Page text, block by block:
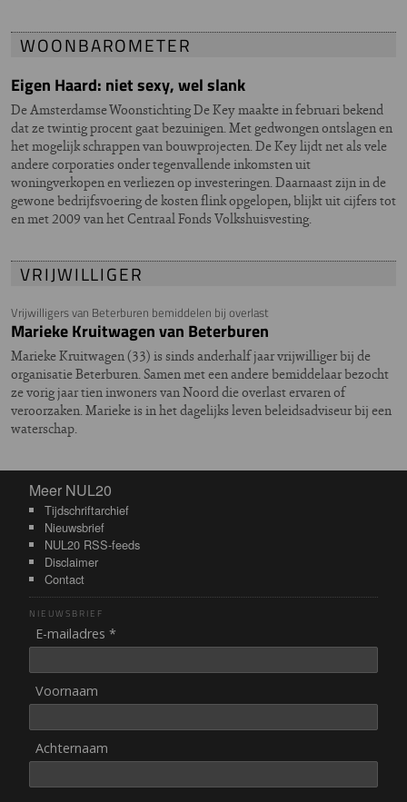
WOONBAROMETER
Eigen Haard: niet sexy, wel slank
De Amsterdamse Woonstichting De Key maakte in februari bekend
dat ze twintig procent gaat bezuinigen. Met gedwongen ontslagen en
het mogelijk schrappen van bouwprojecten. De Key lijdt net als vele
andere corporaties onder tegenvallende inkomsten uit
woningverkopen en verliezen op investeringen. Daarnaast zijn in de
gewone bedrijfsvoering de kosten flink opgelopen, blijkt uit cijfers tot
en met 2009 van het Centraal Fonds Volkshuisvesting.
VRIJWILLIGER
Vrijwilligers van Beterburen bemiddelen bij overlast
Marieke Kruitwagen van Beterburen
Marieke Kruitwagen (33) is sinds anderhalf jaar vrijwilliger bij de
organisatie Beterburen. Samen met een andere bemiddelaar bezocht
ze vorig jaar tien inwoners van Noord die overlast ervaren of
veroorzaken. Marieke is in het dagelijks leven beleidsadviseur bij een
waterschap.
Meer NUL20
Meer NUL20
Tijdschriftarchief
Nieuwsbrief
NUL20 RSS-feeds
Disclaimer
Contact
NIEUWSBRIEF
E-mailadres *
Voornaam
Achternaam